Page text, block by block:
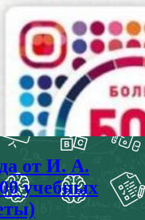
от И. А.
учебных